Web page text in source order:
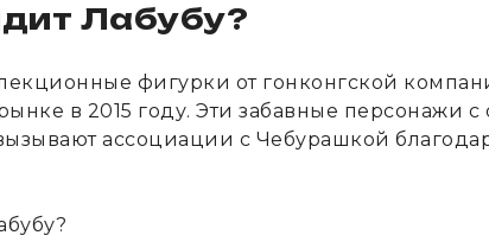
Лабубу?
фигурки от гонконгской
в 2015 году. Эти забавные персонажи
ассоциации с Чебурашкой